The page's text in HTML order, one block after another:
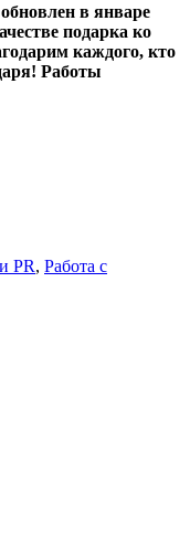
в январе
подарка ко
каждого, кто
Работы
PR, Работа с